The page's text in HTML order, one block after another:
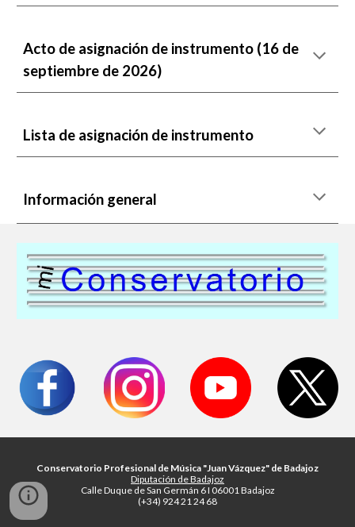
Acto de asignación de instrumento (16 de
septiembre de 2026)
Lista de asignación de instrumento
Información general
Conservatorio Profesional de Música "Juan Vázquez" de Badajoz
Diputación de Badajoz
Calle Duque de San Germán 6 I 06001 Badajoz
(+34) 924 21 24 68